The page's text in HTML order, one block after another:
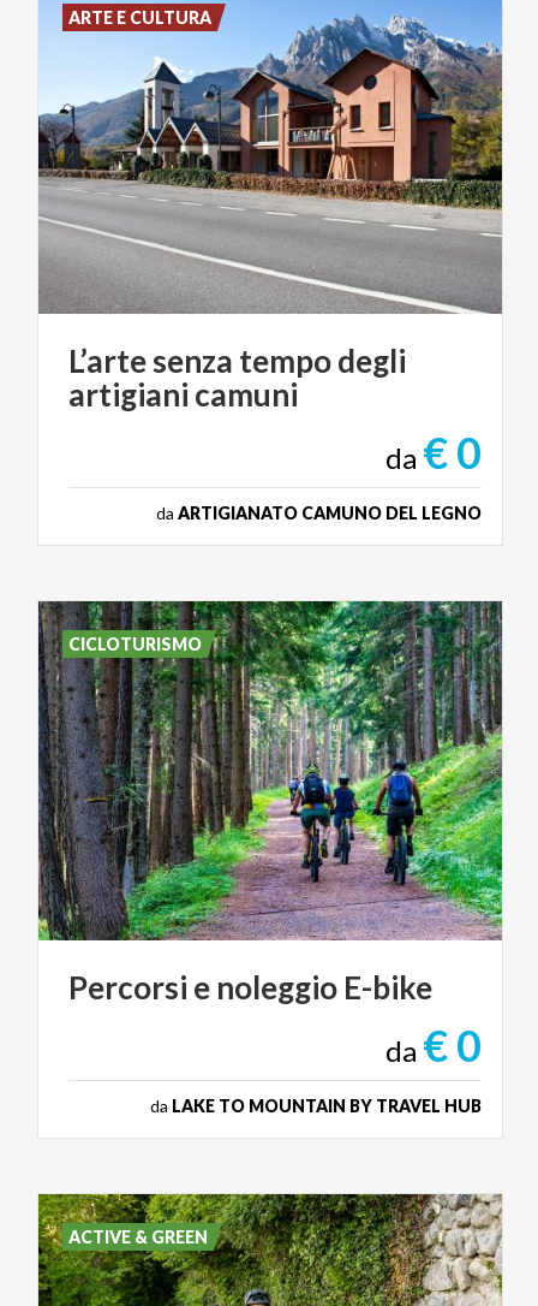
L’artesenza tempodegli
artigiani camuni
da € 0
da ARTIGIANATO CAMUNO DEL LEGNO
ARTE E CULTURA
Percorsi e noleggio E-bike
da € 0
da LAKE TO MOUNTAIN BY TRAVEL HUB
CICLOTURISMO
ACTIVE & GREEN